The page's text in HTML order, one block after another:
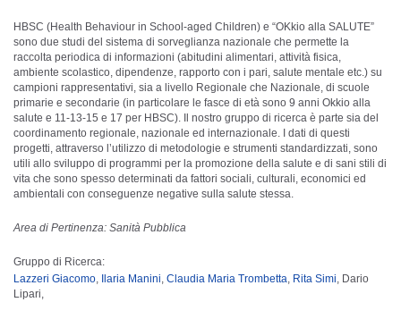
HBSC (Health Behaviour in School-aged Children) e “OKkio alla SALUTE”
sono due studi del sistema di sorveglianza nazionale che permette la
raccolta periodica di informazioni (abitudini alimentari, attività fisica,
ambiente scolastico, dipendenze, rapporto con i pari, salute mentale etc.) su
campioni rappresentativi, sia a livello Regionale che Nazionale, di scuole
primarie e secondarie (in particolare le fasce di età sono 9 anni Okkio alla
salute e 11-13-15 e 17 per HBSC). Il nostro gruppo di ricerca è parte sia del
coordinamento regionale, nazionale ed internazionale. I dati di questi
progetti, attraverso l’utilizzo di metodologie e strumenti standardizzati, sono
utili allo sviluppo di programmi per la promozione della salute e di sani stili di
vita che sono spesso determinati da fattori sociali, culturali, economici ed
ambientali con conseguenze negative sulla salute stessa.
Area di Pertinenza: Sanità Pubblica
Gruppo di Ricerca:
Lazzeri Giacomo, Ilaria Manini, Claudia Maria Trombetta, Rita Simi, Dario
Lipari,